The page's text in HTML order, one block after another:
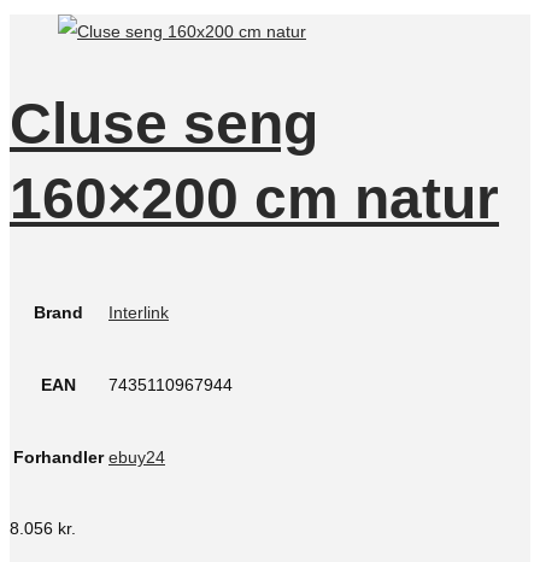
Cluse seng
160×200 cm natur
Brand Interlink
EAN 7435110967944
Forhandler ebuy24
8.056 kr.